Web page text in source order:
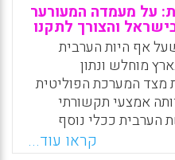
על מעמדה המעורער
והצורך לתקנו
אף היות הערבית
מוחלש ונתון
מצד המערכת הפוליטית
אמצעי תקשורתי
ככלי נוסף
וערבים בישראל. אך
קראו עוד...